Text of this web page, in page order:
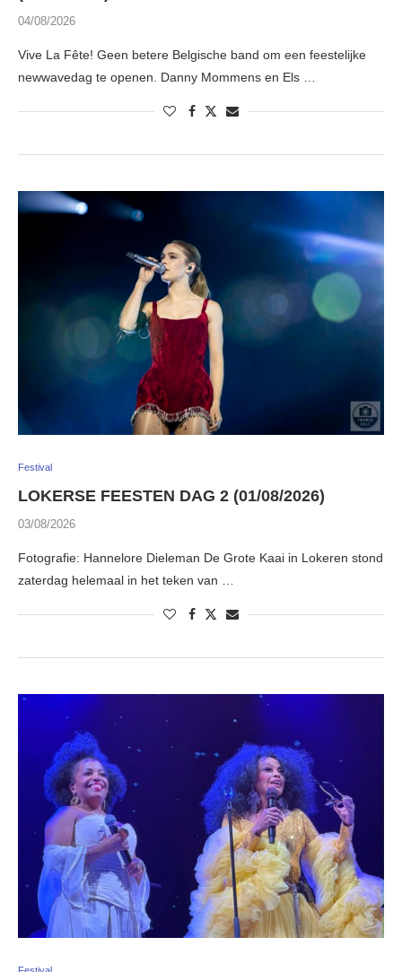
04/08/2026
Vive La Fête! Geen betere Belgische band om een feestelijke
newwavedag te openen. Danny Mommens en Els …
Festival
LOKERSE FEESTEN DAG 2 (01/08/2026)
03/08/2026
Fotografie: Hannelore Dieleman De Grote Kaai in Lokeren stond
zaterdag helemaal in het teken van …